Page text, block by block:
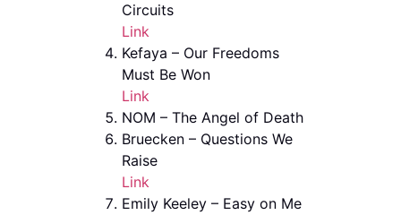
Circuits
Link
Kefaya – Our Freedoms
Must Be Won
Link
NOM – The Angel of Death
Bruecken – Questions We
Raise
Link
Emily Keeley – Easy on Me